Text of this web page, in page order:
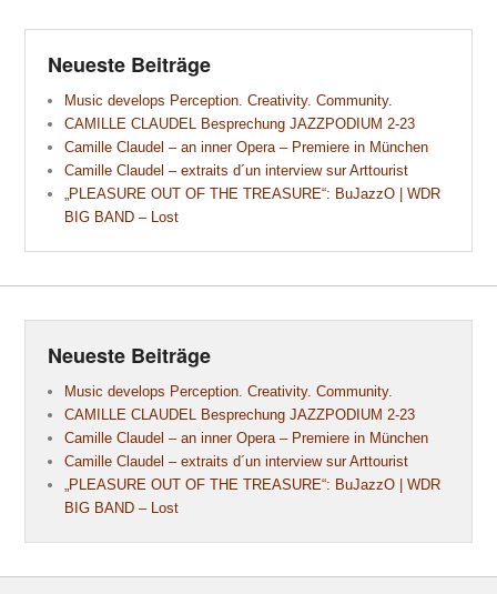
Neueste Beiträge
Music develops Perception. Creativity. Community.
CAMILLE CLAUDEL Besprechung JAZZPODIUM 2-23
Camille Claudel – an inner Opera – Premiere in München
Camille Claudel – extraits d´un interview sur Arttourist
„PLEASURE OUT OF THE TREASURE“: BuJazzO | WDR
BIG BAND – Lost
Neueste Beiträge
Music develops Perception. Creativity. Community.
CAMILLE CLAUDEL Besprechung JAZZPODIUM 2-23
Camille Claudel – an inner Opera – Premiere in München
Camille Claudel – extraits d´un interview sur Arttourist
„PLEASURE OUT OF THE TREASURE“: BuJazzO | WDR
BIG BAND – Lost